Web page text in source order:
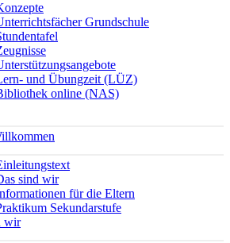
Grundschule
und Übungzeit (LÜZ)
online (NAS)
sind wir
für die Eltern
Sekundarstufe
wir